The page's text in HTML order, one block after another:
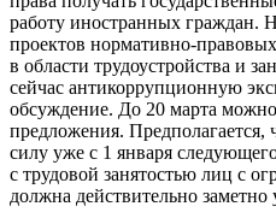
работу иностранных граждан.
проектов нормативно-
в области трудоустройства и
сейчас антикоррупционную
обсуждение. До 20 марта
предложения. Предполагается,
силу уже с 1 января
с трудовой занятостью лиц с
должна действительно заметно